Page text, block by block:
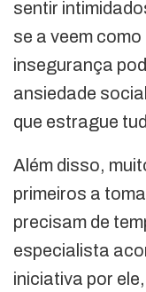
sentir
se a veem
insegurança
ansiedade
que estrague
Além disso,
primeiros a
precisam de
especialista
iniciativa por